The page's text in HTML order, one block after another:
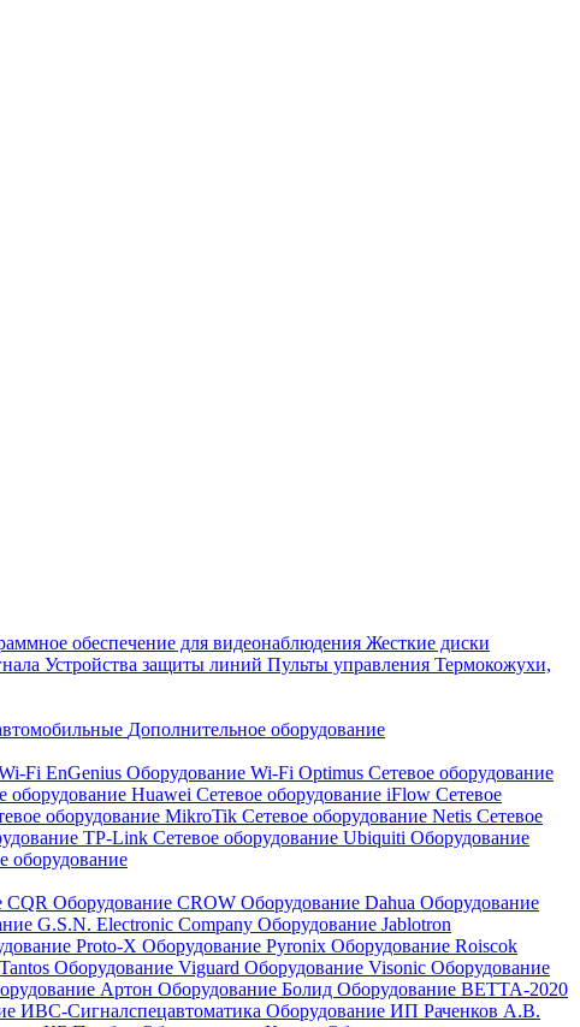
обеспечение для видеонаблюдения Жесткие диски
Устройства защиты линий Пульты управления Термокожухи,
Дополнительное оборудование
Fi EnGenius Оборудование Wi-Fi Optimus Сетевое оборудование
оборудование Huawei Сетевое оборудование iFlow Сетевое
оборудование MikroTik Сетевое оборудование Netis Сетевое
TP-Link Сетевое оборудование Ubiquiti Оборудование
оборудование
CQR Оборудование CROW Оборудование Dahua Оборудование
G.S.N. Electronic Company Оборудование Jablotron
Proto-X Оборудование Pyronix Оборудование Roiscok
Оборудование Viguard Оборудование Visonic Оборудование
Артон Оборудование Болид Оборудование ВЕТТА-2020
ИВС-Сигналспецавтоматика Оборудование ИП Раченков А.В.